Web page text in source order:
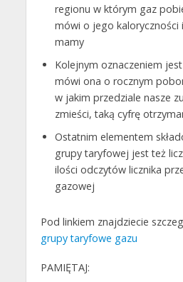
regionu w którym gaz
mówi o jego kaloryczności
mamy
Kolejnym oznaczeniem
mówi ona o rocznym
w jakim przedziale nasze
zmieści, taką cyfrę
Ostatnim elementem
grupy taryfowej jest też
ilości odczytów licznika
gazowej
Pod linkiem znajdziecie
grupy taryfowe gazu
PAMIĘTAJ: